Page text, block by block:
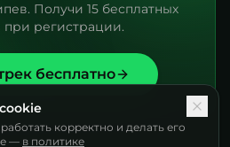
Получи 15 бесплатных
при регистрации.
бесплатно
корректно и делать его
— в политике